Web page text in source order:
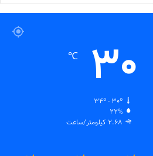
30
℃
34º - 30º
22%
2.68 کیلومتر/ساعت